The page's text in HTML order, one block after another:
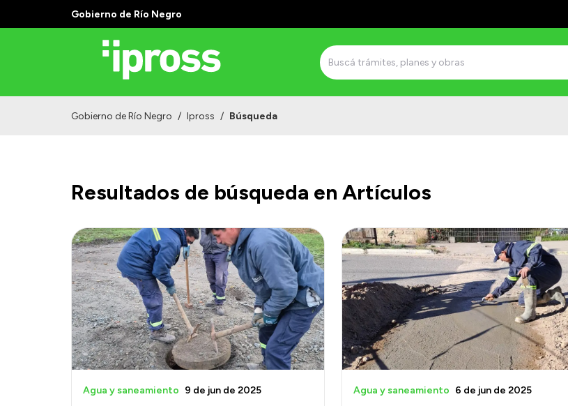
Gobierno de Río Negro
Gobierno de Río Negro / Ipross / Búsqueda
Resultados de búsqueda en Artículos
Agua y saneamiento 9 de jun de 2025 Agua y saneamiento 6 de jun de 2025